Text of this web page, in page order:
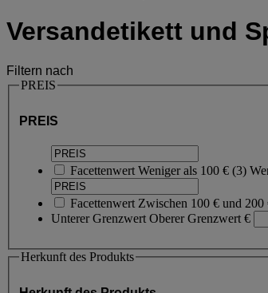
Versandetikett und
Filtern nach
PREIS
PREIS
Facettenwert Weniger als 100 € (3)
Facettenwert Zwischen 100 € und 200
Unterer Grenzwert Oberer Grenzwert €
Herkunft des Produkts